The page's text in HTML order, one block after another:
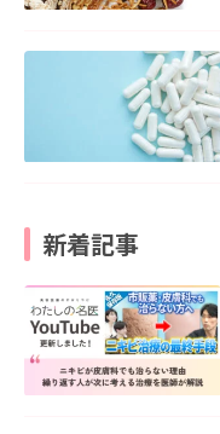
新着記事